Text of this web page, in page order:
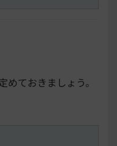
ておきましょう。